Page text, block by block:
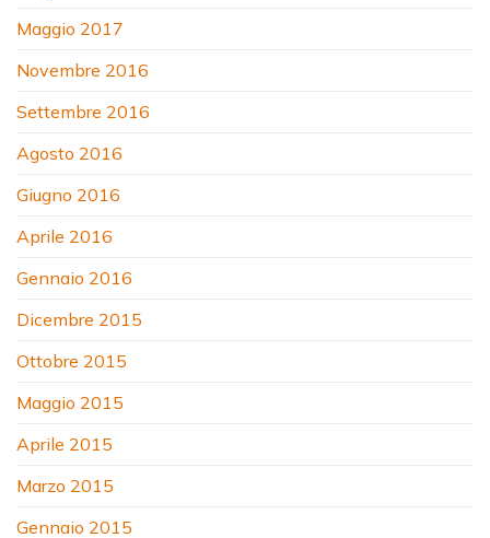
Maggio 2017
Novembre 2016
Settembre 2016
Agosto 2016
Giugno 2016
Aprile 2016
Gennaio 2016
Dicembre 2015
Ottobre 2015
Maggio 2015
Aprile 2015
Marzo 2015
Gennaio 2015